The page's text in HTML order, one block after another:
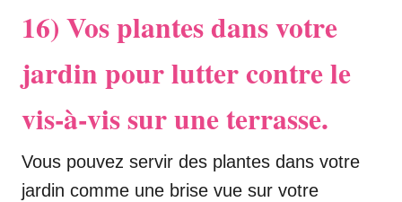
16) Vos plantes dans votre
jardin pour lutter contre le
vis-à-vis sur une terrasse.
Vous pouvez servir des plantes dans votre
jardin comme une brise vue sur votre